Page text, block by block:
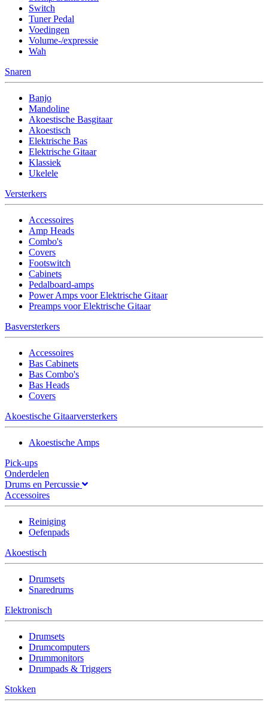
Switch
Tuner Pedal
Voedingen
Volume-/expressie
Wah
Snaren
Banjo
Mandoline
Akoestische Basgitaar
Akoestisch
Elektrische Bas
Elektrische Gitaar
Klassiek
Ukelele
Versterkers
Accessoires
Amp Heads
Combo's
Covers
Footswitch
Cabinets
Pedalboard-amps
Power Amps voor Elektrische Gitaar
Preamps voor Elektrische Gitaar
Basversterkers
Accessoires
Bas Cabinets
Bas Combo's
Bas Heads
Covers
Akoestische Gitaarversterkers
Akoestische Amps
Pick-ups
Onderdelen
Drums en Percussie
Accessoires
Reiniging
Oefenpads
Akoestisch
Drumsets
Snaredrums
Elektronisch
Drumsets
Drumcomputers
Drummonitors
Drumpads & Triggers
Stokken